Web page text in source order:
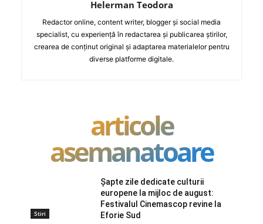
Helerman Teodora
Redactor online, content writer, blogger și social media
specialist, cu experiență în redactarea și publicarea știrilor,
crearea de conținut original și adaptarea materialelor pentru
diverse platforme digitale.
articole
asemanatoare
Stiri
Șapte zile dedicate culturii
europene la mijloc de august:
Festivalul Cinemascop revine la
Eforie Sud